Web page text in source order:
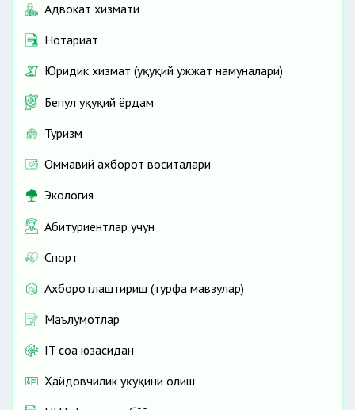
Адвокат хизмати
Нотариат
Юридик хизмат (ҳуқуқий ҳужжат намуналари)
Бепул ҳуқуқий ёрдам
Туризм
Оммавий ахборот воситалари
Экология
Абитуриентлар учун
Спорт
Ахборотлаштириш (турфа мавзулар)
Маълумотлар
IT соҳа юзасидан
Ҳайдовчилик ҳуқуқини олиш